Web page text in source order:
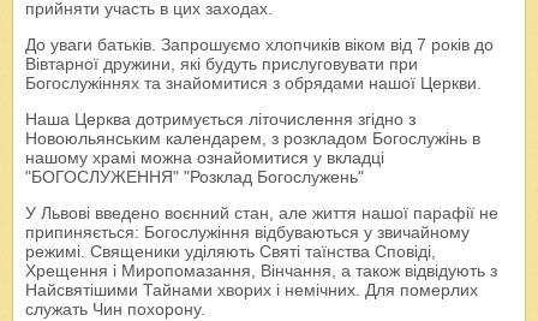
прийняти участь в цих заходах.
До уваги батьків. Запрошуємо хлопчиків віком від 7 років до
Вівтарної дружини, які будуть прислуговувати при
Богослужіннях та знайомитися з обрядами нашої Церкви.
Наша Церква дотримується літочислення згідно з
Новоюльянським календарем, з розкладом Богослужінь в
нашому храмі можна ознайомитися у вкладці
"БОГОСЛУЖЕННЯ" "Розклад Богослужень"
У Львові введено воєнний стан, але життя нашої парафії не
припиняється: Богослужіння відбуваються у звичайному
режимі. Священики уділяють Святі таїнства Сповіді,
Хрещення і Миропомазання, Вінчання, а також відвідують з
Найсвятішими Тайнами хворих і немічних. Для померлих
служать Чин похорону.